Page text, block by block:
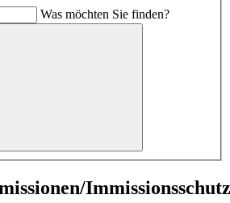
Was möchten Sie finden?
Immissionsschutz